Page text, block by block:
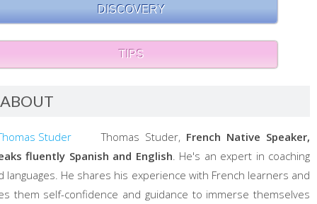
DISCOVERY
TIPS
ABOUT
Thomas Studer, French Native Speaker,
fluently Spanish and English . He's an expert in coaching
languages. He shares his experience with French learners and
them self-confidence and guidance to immerse themselves